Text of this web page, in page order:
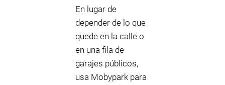
En lugar de
depender de lo que
quede en la calle o
en una fila de
garajes públicos,
usa Mobypark para